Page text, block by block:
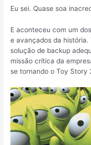
Eu sei. Quase soa
E aconteceu com um
e avançados da história.
solução de backup
missão crítica da
se tornando o Toy Story